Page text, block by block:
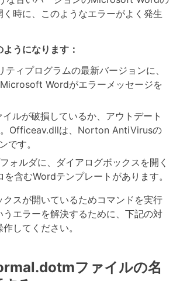
く時に、このようなエラーがよく発生
うになります：
ィプログラムの最新バージョンに、
Wordがエラーメッセージを
ルが破損しているか、アウトデート
Officeav.dllは、Norton AntiVirusの
です。
ォルダに、ダイアログボックスを開く
含むWordテンプレートがあります。
クスが開いているためコマンドを実行
うエラーを解決するために、下記の対
してください。
ファイルの名